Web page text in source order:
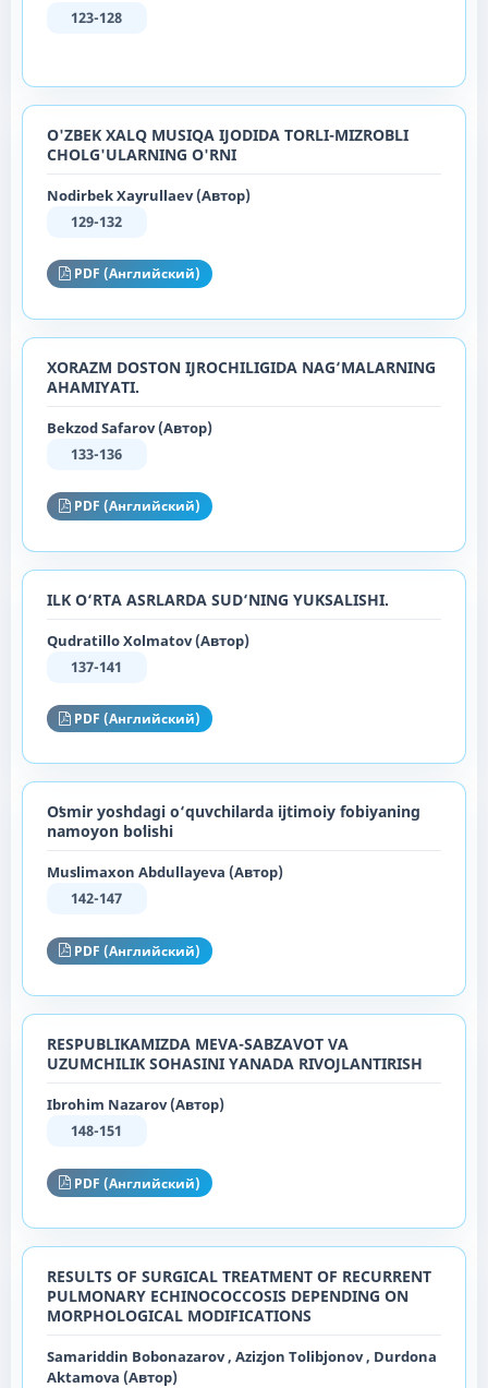
123-128
O'ZBEK XALQ MUSIQA IJODIDA TORLI-MIZROBLI
CHOLG'ULARNING O'RNI
Nodirbek Xayrullaev (Автор)
129-132
PDF (Английский)
XORAZM DOSTON IJROCHILIGIDA NAG‘MALARNING
AHAMIYATI.
Bekzod Safarov (Автор)
133-136
PDF (Английский)
ILK O‘RTA ASRLARDA SUD‘NING YUKSALISHI.
Qudratillo Xolmatov (Автор)
137-141
PDF (Английский)
Oʻsmir yoshdagi o‘quvchilarda ijtimoiy fobiyaning
namoyon boʻlishi
Muslimaxon Abdullayeva (Автор)
142-147
PDF (Английский)
RESPUBLIKAMIZDA MEVA-SABZAVOT VA
UZUMCHILIK SOHASINI YANADA RIVOJLANTIRISH
Ibrohim Nаzаrov (Автор)
148-151
PDF (Английский)
RESULTS OF SURGICAL TREATMENT OF RECURRENT
PULMONARY ECHINOCOCCOSIS DEPENDING ON
MORPHOLOGICAL MODIFICATIONS
Samariddin Bobonazarov , Azizjon Tolibjonov , Durdona
Aktamova (Автор)